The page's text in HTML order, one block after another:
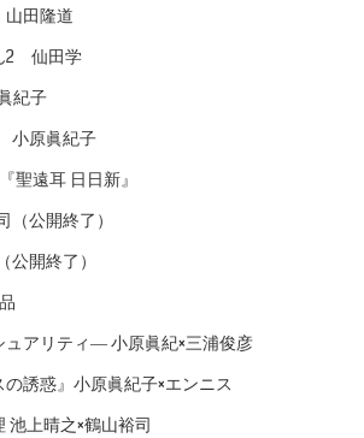
田隆道
2 仙田学
紀子
小原眞紀子
聖遠耳 日日新』
公開終了）
開終了）
ュアリティ― 小原眞紀×三浦俊彦
誘惑』小原眞紀子×エンニス
池上晴之×鶴山裕司